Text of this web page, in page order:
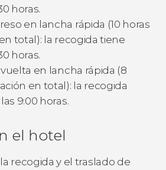
horas.
en lancha rápida (10 horas
total): la recogida tiene
horas.
en lancha rápida (8
en total): la recogida
9:00 horas.
el hotel
recogida y el traslado de